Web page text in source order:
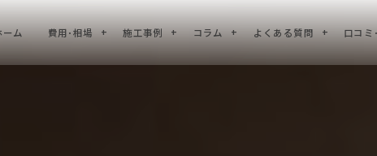
ーム 費用･相場 施工事例 コラム よくある質問 口コミ